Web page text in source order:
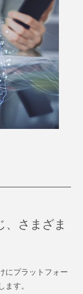
、さまざま
にプラットフォー
す。